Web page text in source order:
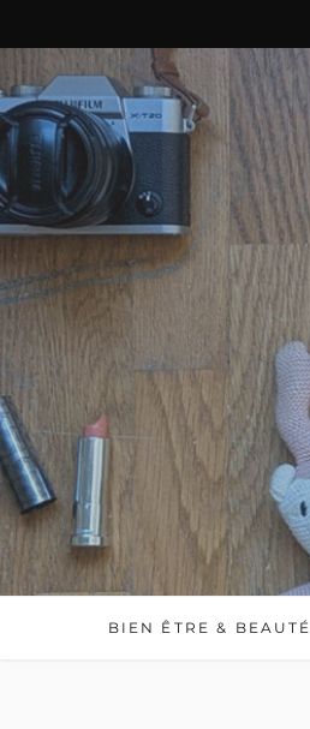
BIEN ÊTRE & BEAUTÉ